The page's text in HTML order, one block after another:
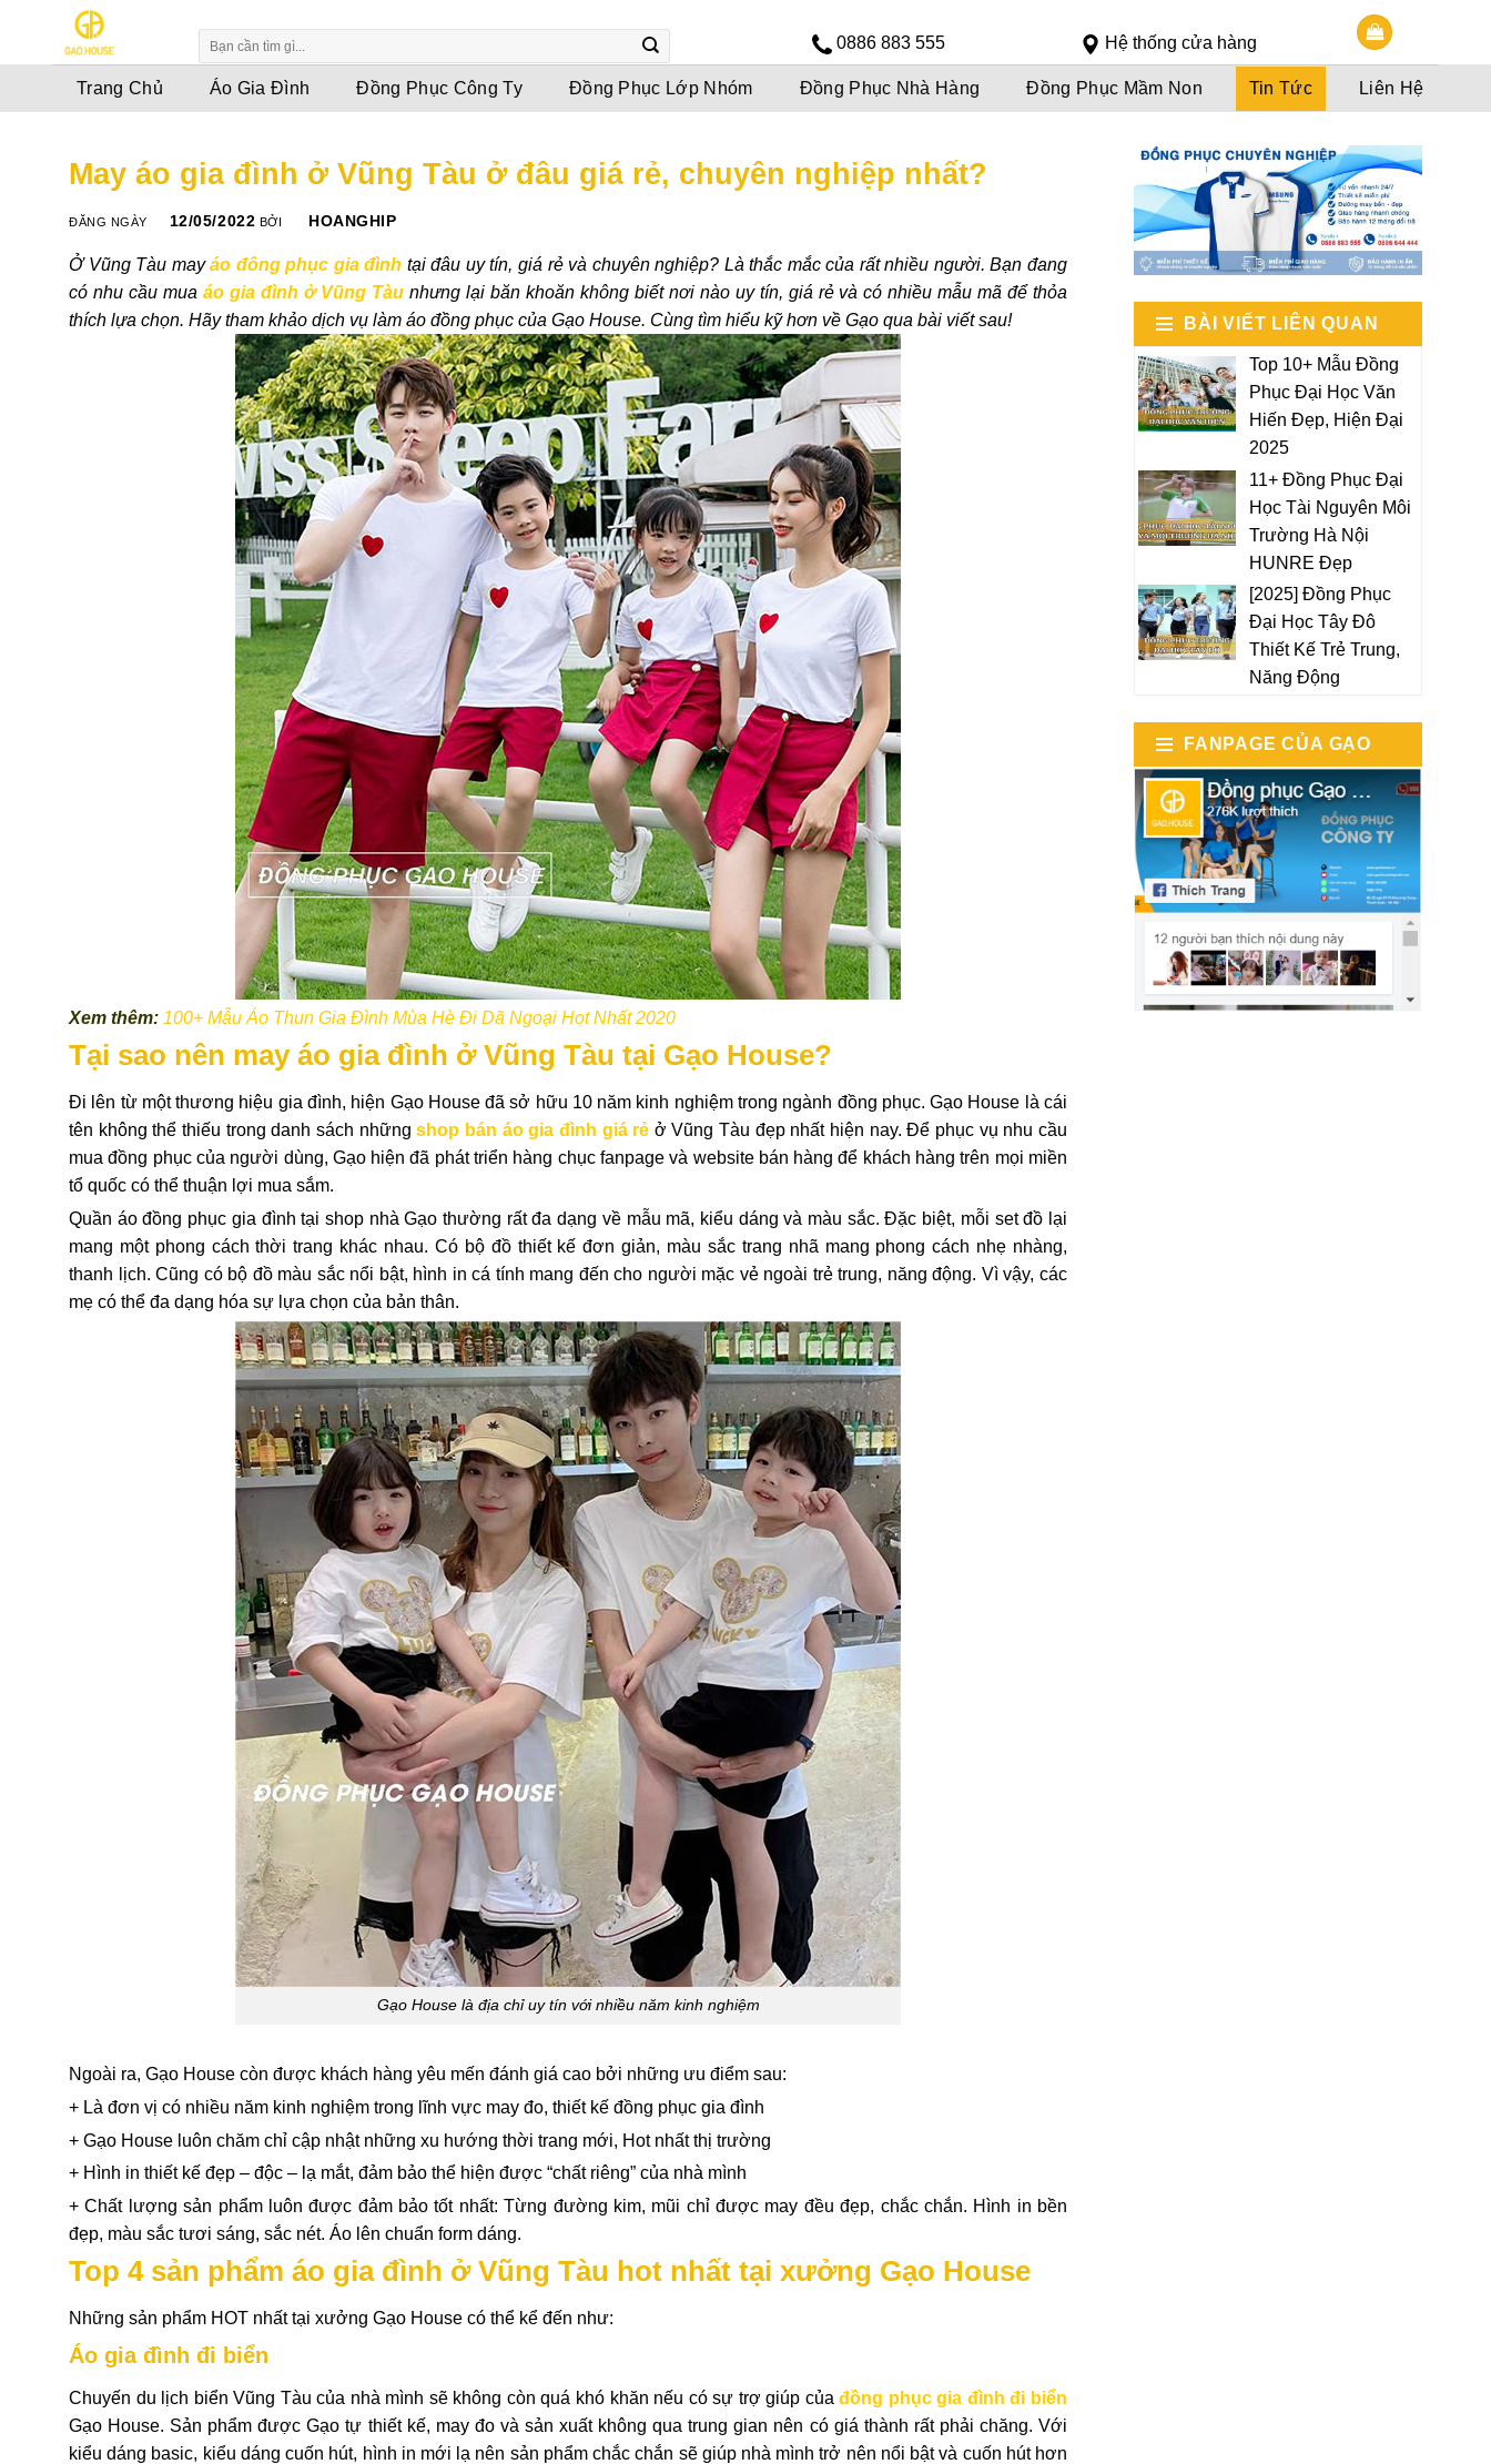
content
0886 883 555 Hệ thống cửa hàng
Trang Chủ Áo Gia Đình Đồng Phục Công Ty Đồng Phục Lớp Nhóm Đồng Phục Nhà Hàng Đồng Phục Mầm Non Tin Tức Liên Hệ
May áo gia đình ở Vũng Tàu ở đâu giá rẻ, chuyên nghiệp nhất?
ĐĂNG NGÀY 12/05/2022 BỞI HOANGHIP
Ở Vũng Tàu mayáo đông phục gia đình tại đâu uy tín, giá rẻ và chuyên nghiệp? Là thắc mắc của rất nhiều người. Bạn đang
có nhu cầu mua áo gia đình ở Vũng Tàu nhưng lại băn khoăn không biết nơi nào uy tín, giá rẻ và có nhiều mẫu mã để thỏa
thích lựa chọn. Hãy tham khảo dịch vụ làm áo đồng phục của Gạo House. Cùng tìm hiểu kỹ hơn về Gạo qua bài viết sau!
Xem thêm: 100+ Mẫu Áo Thun Gia Đình Mùa Hè Đi Dã Ngoại Hot Nhất 2020
Tại sao nên may áo gia đình ở Vũng Tàu tại Gạo House?
Đi lên từ một thương hiệu gia đình, hiện Gạo House đã sở hữu 10 năm kinh nghiệm trong ngành đồng phục. Gạo House là cái
tên không thể thiếu trong danh sách nhữngshop bán áo gia đình giá rẻ ở Vũng Tàu đẹp nhất hiện nay. Để phục vụ nhu cầu
mua đồng phục của người dùng, Gạo hiện đã phát triển hàng chục fanpage và website bán hàng để khách hàng trên mọi miền
tổ quốc có thể thuận lợi mua sắm.
Quần áo đồng phục gia đình tại shop nhà Gạo thường rất đa dạng về mẫu mã, kiểu dáng và màu sắc. Đặc biệt, mỗi set đồ lại
mang một phong cách thời trang khác nhau. Có bộ đồ thiết kế đơn giản, màu sắc trang nhã mang phong cách nhẹ nhàng,
thanh lịch. Cũng có bộ đồ màu sắc nổi bật, hình in cá tính mang đến cho người mặc vẻ ngoài trẻ trung, năng động. Vì vậy, các
mẹ có thể đa dạng hóa sự lựa chọn của bản thân.
Gạo House là địa chỉ uy tín với nhiều năm kinh nghiệm
Ngoài ra, Gạo House còn được khách hàng yêu mến đánh giá cao bởi những ưu điểm sau:
+ Là đơn vị có nhiều năm kinh nghiệm trong lĩnh vực may đo, thiết kế đồng phục gia đình
+ Gạo House luôn chăm chỉ cập nhật những xu hướng thời trang mới, Hot nhất thị trường
+ Hình in thiết kế đẹp – độc – lạ mắt, đảm bảo thể hiện được “chất riêng” của nhà mình
+ Chất lượng sản phẩm luôn được đảm bảo tốt nhất: Từng đường kim, mũi chỉ được may đều đẹp, chắc chắn. Hình in bền
đẹp, màu sắc tươi sáng, sắc nét. Áo lên chuẩn form dáng.
Top 4 sản phẩm áo gia đình ở Vũng Tàu hot nhất tại xưởng Gạo House
Những sản phẩm HOT nhất tại xưởng Gạo House có thể kể đến như:
Áo gia đình đi biển
Chuyến du lịch biển Vũng Tàu của nhà mình sẽ không còn quá khó khăn nếu có sự trợ giúp củađồng phục gia đình đi biển
Gạo House. Sản phẩm được Gạo tự thiết kế, may đo và sản xuất không qua trung gian nên có giá thành rất phải chăng. Với
kiểu dáng basic, kiểu dáng cuốn hút, hình in mới lạ nên sản phẩm chắc chắn sẽ giúp nhà mình trở nên nổi bật và cuốn hút hơn
BÀI VIẾT LIÊN QUAN
Top 10+ Mẫu Đồng
Phục Đại Học Văn
Hiến Đẹp, Hiện Đại
2025
11+ Đồng Phục Đại
Học Tài Nguyên Môi
Trường Hà Nội
HUNRE Đẹp
[2025] Đồng Phục
Đại Học Tây Đô
Thiết Kế Trẻ Trung,
Năng Động
FANPAGE CỦA GẠO
HOUSE